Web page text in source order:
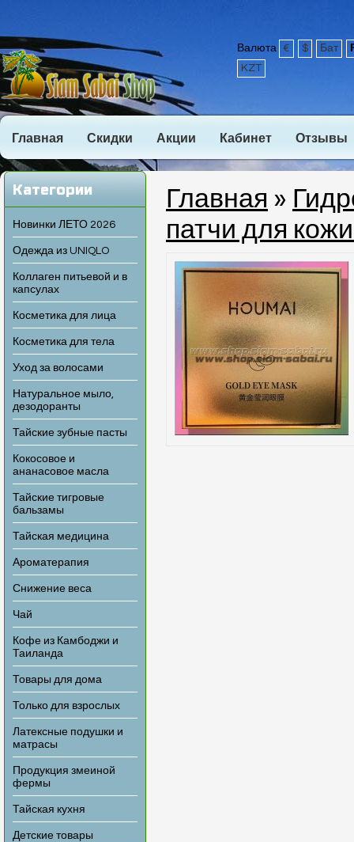
Валюта € $ Бат
KZT
Главная Скидки Акции Кабинет Отзывы
Категории
Новинки ЛЕТО 2026
Одежда из UNIQLO
Коллаген питьевой и в
капсулах
Косметика для лица
Косметика для тела
Уход за волосами
Натуральное мыло,
дезодоранты
Тайские зубные пасты
Кокосовое и
ананасовое масла
Тайские тигровые
бальзамы
Тайская медицина
Ароматерапия
Снижение веса
Чай
Кофе из Камбоджи и
Таиланда
Товары для дома
Только для взрослых
Латексные подушки и
матрасы
Продукция змеиной
фермы
Тайская кухня
Детские товары
Главная »
патчи для